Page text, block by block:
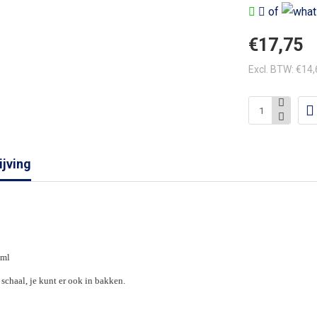
of
€17,75
Excl. BTW:
je kunt er ook in bakken.